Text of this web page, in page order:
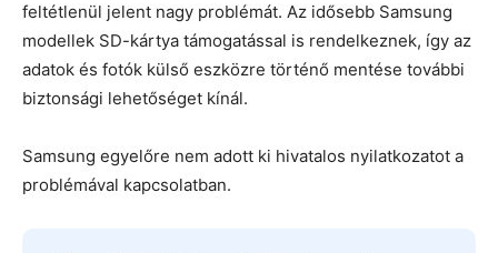
feltétlenül jelent nagy problémát. Az idősebb Samsung
modellek SD-kártya támogatással is rendelkeznek, így az
adatok és fotók külső eszközre történő mentése további
biztonsági lehetőséget kínál.
Samsung egyelőre nem adott ki hivatalos nyilatkozatot a
problémával kapcsolatban.